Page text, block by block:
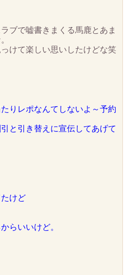
ブで嘘書きまくる馬鹿とあま
けて楽しい思いしたけどな笑
りレポなんてしないよ～予約
と引き替えに宣伝してあげて
けど
らいいけど。